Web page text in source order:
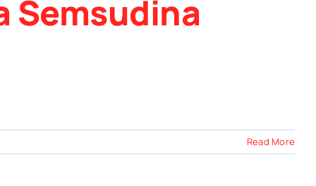
Šemsudina
Read More